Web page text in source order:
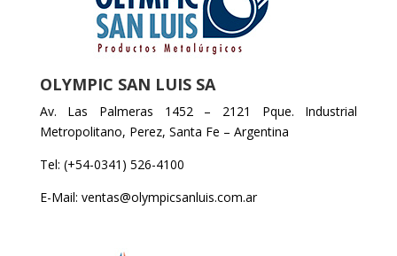
OLYMPIC SAN LUIS SA
Av. Las Palmeras 1452 – 2121 Pque. Industrial
Metropolitano, Perez, Santa Fe – Argentina
Tel: (+54-0341) 526-4100
E-Mail: ventas@olympicsanluis.com.ar